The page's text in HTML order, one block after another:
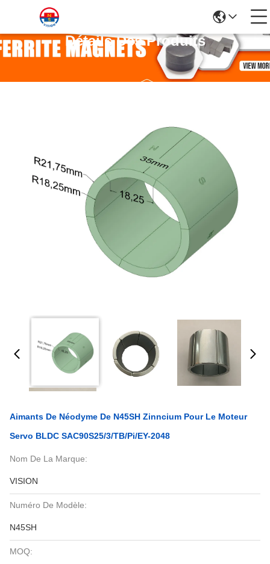
Détails Des Produits
Aimants De Néodyme De N45SH Zinncium Pour Le Moteur
Servo BLDC SAC90S25/3/TB/pi/EY-2048
Nom De La Marque:
VISION
Numéro De Modèle:
N45SH
MOQ: